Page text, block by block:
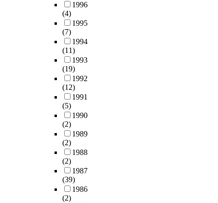
1996
(4)
1995
(7)
1994
(11)
1993
(19)
1992
(12)
1991
(5)
1990
(2)
1989
(2)
1988
(2)
1987
(39)
1986
(2)